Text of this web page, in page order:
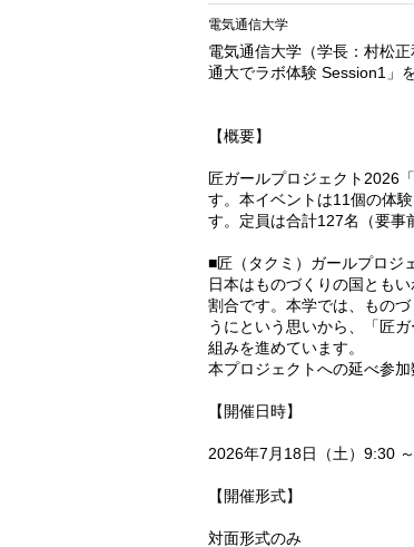
電気通信大学
電気通信大学（学長：村松
通大でラボ体験 Session1」
【概要】
匠ガールプロジェクト2026
す。本イベントは11個の体
す。定員は合計127名（要事
■匠（タクミ）ガールプロジ
日本はものづくりの国とも
割合です。本学では、もの
うにという思いから、「匠
組みを進めています。
本プロジェクトへの延べ参
【開催日時】
2026年7月18日（土）9:30
【開催形式】
対面形式のみ